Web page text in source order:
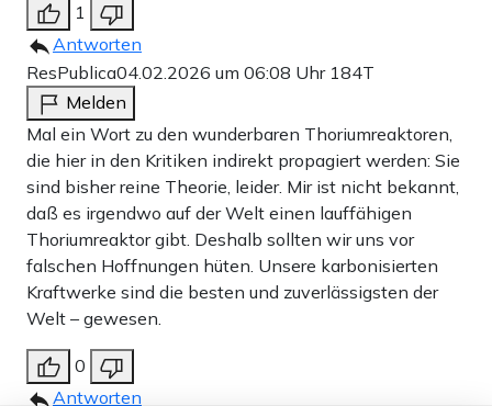
1
Antworten
ResPublica04.02.2026 um 06:08 Uhr 184T
Melden
Mal ein Wort zu den wunderbaren Thoriumreaktoren,
die hier in den Kritiken indirekt propagiert werden: Sie
sind bisher reine Theorie, leider. Mir ist nicht bekannt,
daß es irgendwo auf der Welt einen lauffähigen
Thoriumreaktor gibt. Deshalb sollten wir uns vor
falschen Hoffnungen hüten. Unsere karbonisierten
Kraftwerke sind die besten und zuverlässigsten der
Welt – gewesen.
0
Antworten